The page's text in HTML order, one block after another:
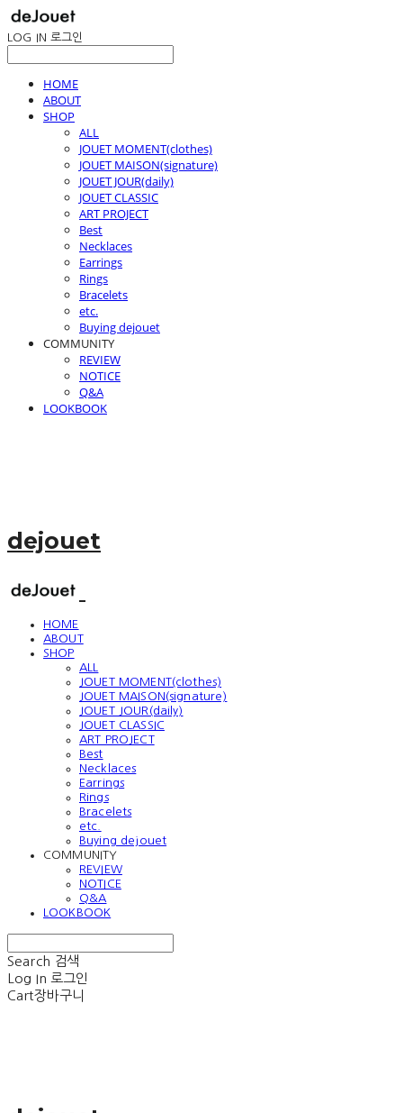
LOG IN 로그인
HOME
ABOUT
SHOP
ALL
JOUET MOMENT(clothes)
JOUET MAISON(signature)
JOUET JOUR(daily)
JOUET CLASSIC
ART PROJECT
Best
Necklaces
Earrings
Rings
Bracelets
etc.
Buying dejouet
COMMUNITY
REVIEW
NOTICE
Q&A
LOOKBOOK
dejouet
HOME
ABOUT
SHOP
ALL
JOUET MOMENT(clothes)
JOUET MAISON(signature)
JOUET JOUR(daily)
JOUET CLASSIC
ART PROJECT
Best
Necklaces
Earrings
Rings
Bracelets
etc.
Buying dejouet
COMMUNITY
REVIEW
NOTICE
Q&A
LOOKBOOK
Search 검색
Log In 로그인
Cart장바구니